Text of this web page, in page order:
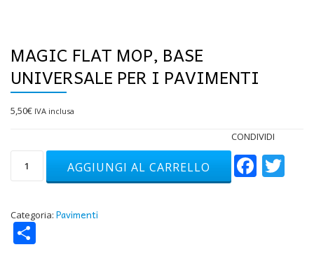
MAGIC FLAT MOP, BASE
UNIVERSALE PER I PAVIMENTI
5,50€ IVA inclusa
Mop,
universale
per
AGGIUNGI AL CARRELLO
Categoria: Pavimenti
CONDIVIDI